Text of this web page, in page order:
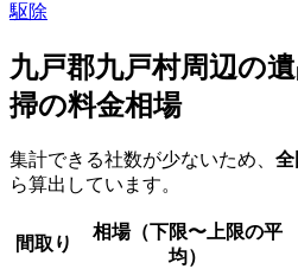
駆除
九戸郡九戸村周辺の
掃の料金相場
集計できる社数が少ないため、 全
ら算出しています。
間取り
相場（下限〜上限の平
均）